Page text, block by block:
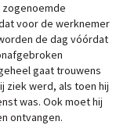
voor de werknemer
de dag vóórdat
gaat trouwens
ziek werd, als toen hij
was. Ook moet hij
ontvangen.